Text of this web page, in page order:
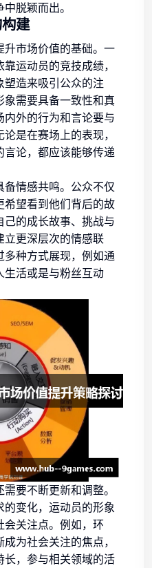
脱颖而出。
建
升市场价值的基础。一
运动员的竞技成绩，
塑造来吸引公众的注
象需要具备一致性和真
外的行为和言论要与
是在赛场上的表现，
言论，都应该能够传递
情感共鸣。公众不仅
希望看到他们背后的故
的成长故事、挑战与
立更深层次的情感联
多种方式展现，例如通
生活或是与粉丝互动
要不断更新和调整。
变化，运动员的形象
会关注点。例如，环
为社会关注的焦点，
长，参与相关领域的活